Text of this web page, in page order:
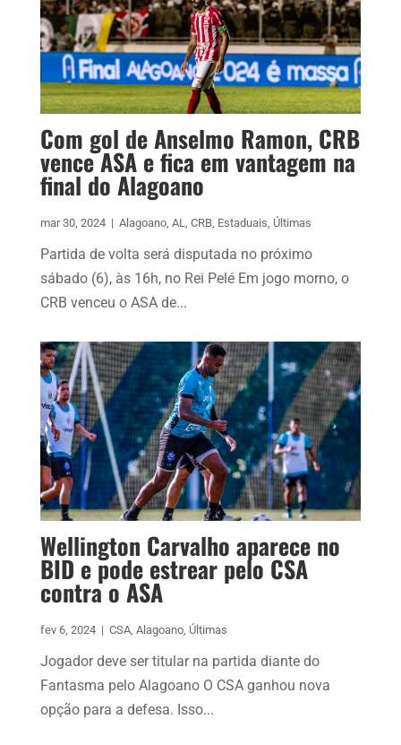
Com gol de Anselmo Ramon, CRB
vence ASA e fica em vantagem na
final do Alagoano
mar 30, 2024 | Alagoano, AL, CRB, Estaduais, Últimas
Partida de volta será disputada no próximo
sábado (6), às 16h, no Rei Pelé Em jogo morno, o
CRB venceu o ASA de...
Wellington Carvalho aparece no
BID e pode estrear pelo CSA
contra o ASA
fev 6, 2024 | CSA, Alagoano, Últimas
Jogador deve ser titular na partida diante do
Fantasma pelo Alagoano O CSA ganhou nova
opção para a defesa. Isso...